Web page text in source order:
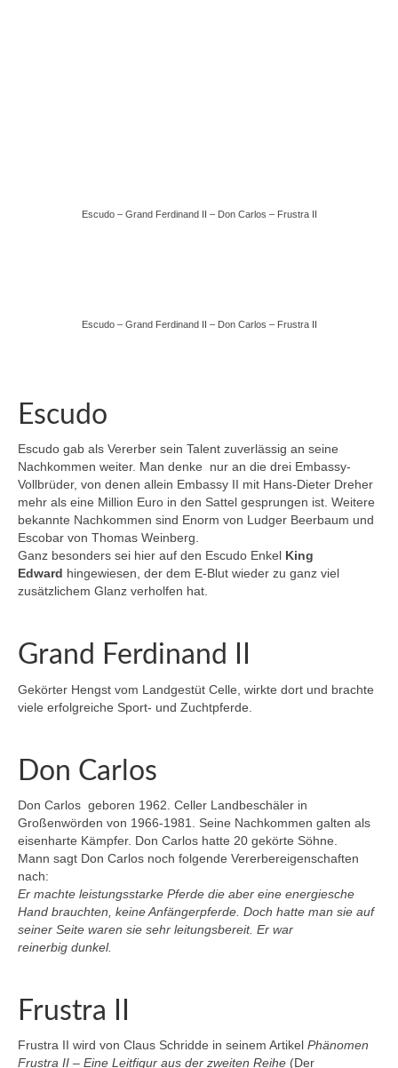
Escudo – Grand Ferdinand II – Don Carlos – Frustra II
Escudo – Grand Ferdinand II – Don Carlos – Frustra II
Escudo
Escudo gab als Vererber sein Talent zuverlässig an seine
Nachkommen weiter. Man denke nur an die drei Embassy-
Vollbrüder, von denen allein Embassy II mit Hans-Dieter Dreher
mehr als eine Million Euro in den Sattel gesprungen ist. Weitere
bekannte Nachkommen sind Enorm von Ludger Beerbaum und
Escobar von Thomas Weinberg.
Ganz besonders sei hier auf den Escudo Enkel King
Edward hingewiesen, der dem E-Blut wieder zu ganz viel
zusätzlichem Glanz verholfen hat.
Grand Ferdinand II
Gekörter Hengst vom Landgestüt Celle, wirkte dort und brachte
viele erfolgreiche Sport- und Zuchtpferde.
Don Carlos
Don Carlos geboren 1962. Celler Landbeschäler in
Großenwörden von 1966-1981. Seine Nachkommen galten als
eisenharte Kämpfer. Don Carlos hatte 20 gekörte Söhne.
Mann sagt Don Carlos noch folgende Vererbereigenschaften
nach:
Er machte leistungsstarke Pferde die aber eine energiesche
Hand brauchten, keine Anfängerpferde. Doch hatte man sie auf
seiner Seite waren sie sehr leitungsbereit. Er war
reinerbig dunkel.
Frustra II
Frustra II wird von Claus Schridde in seinem Artikel Phänomen
Frustra II – Eine Leitfigur aus der zweiten Reihe (Der